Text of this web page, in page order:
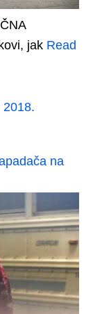
jak Read
2018.
na